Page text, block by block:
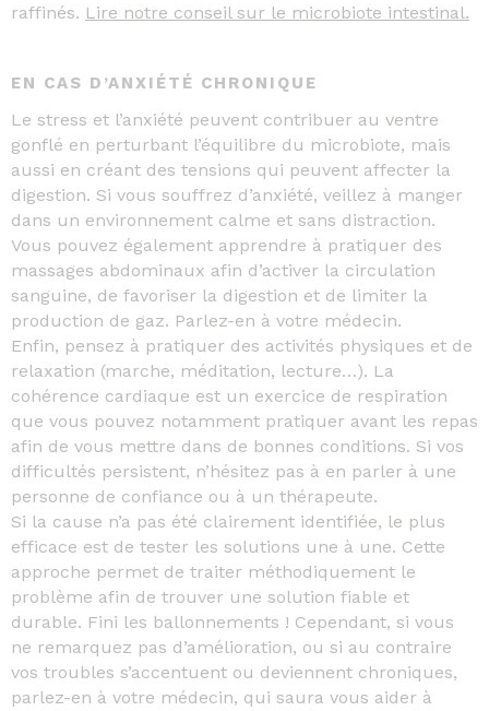
raffinés. Lire notre conseil sur le microbiote intestinal.
EN CAS D’ANXIÉTÉ CHRONIQUE
Le stress et l’anxiété peuvent contribuer au ventre
gonflé en perturbant l’équilibre du microbiote, mais
aussi en créant des tensions qui peuvent affecter la
digestion. Si vous souffrez d’anxiété, veillez à manger
dans un environnement calme et sans distraction.
Vous pouvez également apprendre à pratiquer des
massages abdominaux afin d’activer la circulation
sanguine, de favoriser la digestion et de limiter la
production de gaz. Parlez-en à votre médecin.
Enfin, pensez à pratiquer des activités physiques et de
relaxation (marche, méditation, lecture…). La
cohérence cardiaque est un exercice de respiration
que vous pouvez notamment pratiquer avant les repas
afin de vous mettre dans de bonnes conditions. Si vos
difficultés persistent, n’hésitez pas à en parler à une
personne de confiance ou à un thérapeute.
Si la cause n’a pas été clairement identifiée, le plus
efficace est de tester les solutions une à une. Cette
approche permet de traiter méthodiquement le
problème afin de trouver une solution fiable et
durable. Fini les ballonnements ! Cependant, si vous
ne remarquez pas d’amélioration, ou si au contraire
vos troubles s’accentuent ou deviennent chroniques,
parlez-en à votre médecin, qui saura vous aider à